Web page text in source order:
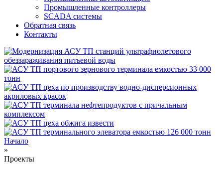
Промышленные контроллеры
SCADA системы
Обратная связь
Контакты
Вы здесь
Начало
»
Проекты